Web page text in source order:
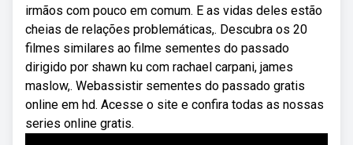
irmãos com pouco em comum. E as vidas deles estão
cheias de relações problemáticas,. Descubra os 20
filmes similares ao filme sementes do passado
dirigido por shawn ku com rachael carpani, james
maslow,. Webassistir sementes do passado gratis
online em hd. Acesse o site e confira todas as nossas
series online gratis.